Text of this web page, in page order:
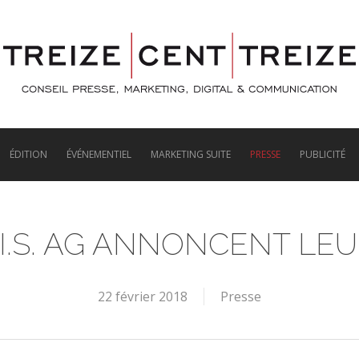
ÉDITION ÉVÉNEMENTIEL MARKETING SUITE PRESSE PUBLICITÉ
AG ANNONCENT
22 février 2018 Presse